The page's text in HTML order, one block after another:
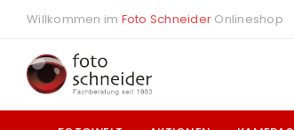
Willkommen im Foto Schneider Onlineshop